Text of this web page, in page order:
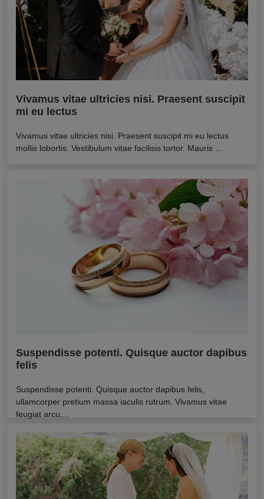
Vivamus vitae ultricies nisi. Praesent suscipit
mi eu lectus
Vivamus vitae ultricies nisi. Praesent suscipit mi eu lectus
mollis lobortis. Vestibulum vitae facilisis tortor. Mauris ...
Suspendisse potenti. Quisque auctor dapibus
felis
Suspendisse potenti. Quisque auctor dapibus felis,
ullamcorper pretium massa iaculis rutrum. Vivamus vitae
feugiat arcu,...